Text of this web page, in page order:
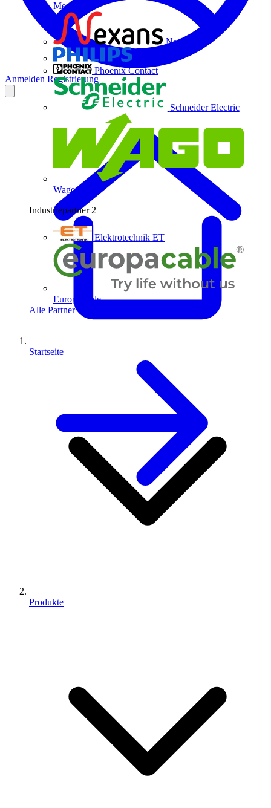
Merten
Nexans
Phoenix Contact
Schneider Electric
Wago
Industriepartner 2
Elektrotechnik ET
Europacable
Alle Partner
Anmelden Registrierung
Startseite
Produkte